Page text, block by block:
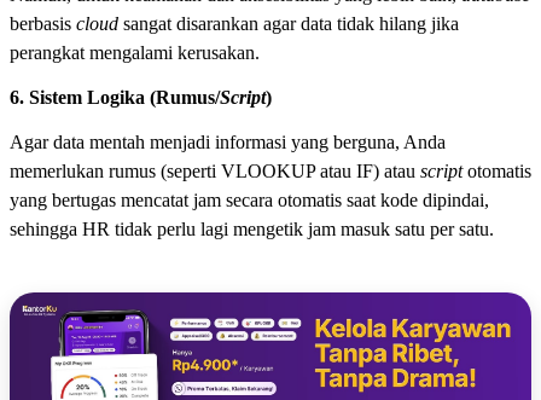
berbasis cloud sangat disarankan agar data tidak hilang jika
perangkat mengalami kerusakan.
6. Sistem Logika (Rumus/Script)
Agar data mentah menjadi informasi yang berguna, Anda
memerlukan rumus (seperti VLOOKUP atau IF) atau scriptotomatis
yang bertugas mencatat jam secara otomatis saat kode dipindai,
sehingga HR tidak perlu lagi mengetik jam masuk satu per satu.